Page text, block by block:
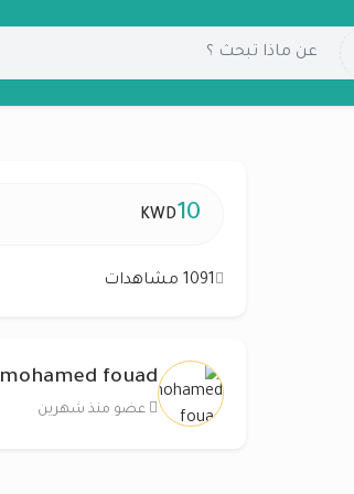
10
KWD
1091 مشاهدات
mohamed fouad
عضو منذ شهرين